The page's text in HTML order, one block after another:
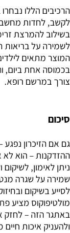
הרכיבים הללו
לקשב, לחדות
בשילוב להמרצת
לשמירה על
צורך במרשם רופא.
סיכום
גם אם הזיכרון
ההזדקנות – הוא לא
ניתן לאימון, לשיקום
שמירה על שגרה
לסייע בשיקום
מולטיפוקוס מציע
באתגר הזה – לחזק
ולהעניק איכות